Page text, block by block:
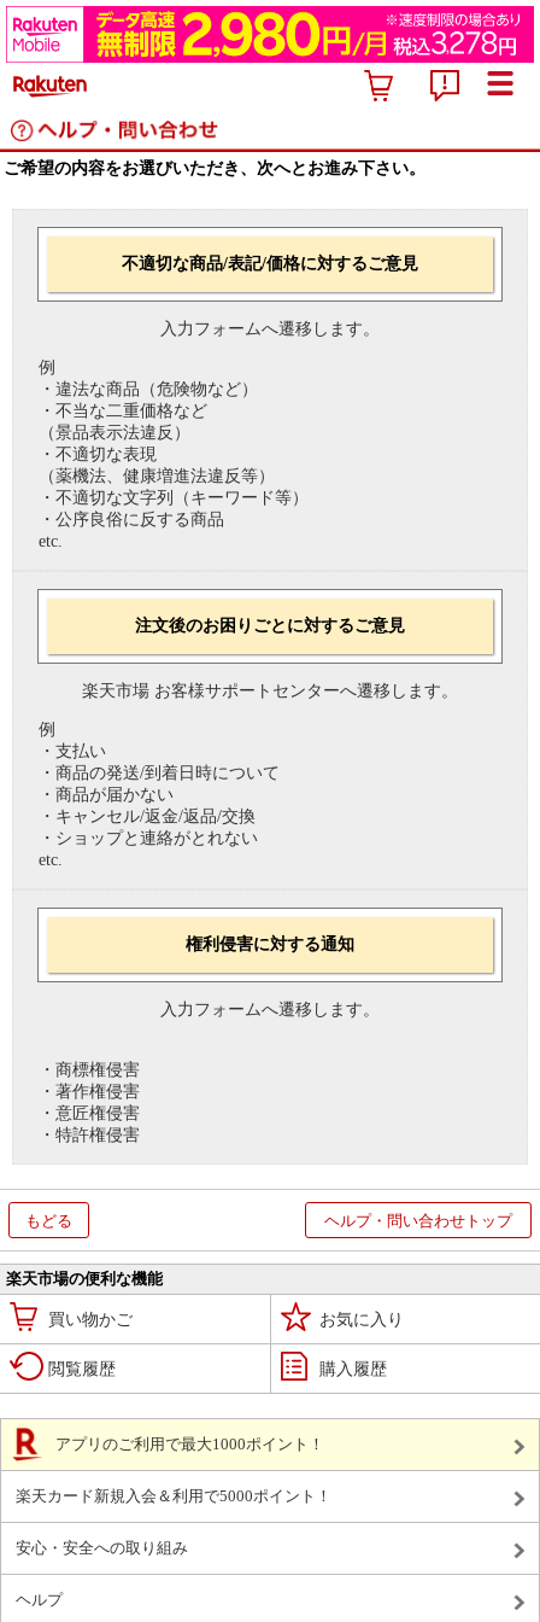
ご希望の内容をお選びいただき、次へとお進み下さい。
不適切な商品/表記/価格に対するご意見
入力フォームへ遷移します。
例
・違法な商品（危険物など）
・不当な二重価格など
（景品表示法違反）
・不適切な表現
（薬機法、健康増進法違反等）
・不適切な文字列（キーワード等）
・公序良俗に反する商品
etc.
注文後のお困りごとに対するご意見
楽天市場 お客様サポートセンターへ遷移します。
例
・支払い
・商品の発送/到着日時について
・商品が届かない
・キャンセル/返金/返品/交換
・ショップと連絡がとれない
etc.
権利侵害に対する通知
入力フォームへ遷移します。
・商標権侵害
・著作権侵害
・意匠権侵害
・特許権侵害
もどる ヘルプ・問い合わせトップ
楽天市場の便利な機能
買い物かご お気に入り
閲覧履歴 購入履歴
アプリのご利用で最大1000ポイント！
楽天カード新規入会＆利用で5000ポイント！
安心・安全への取り組み
ヘルプ